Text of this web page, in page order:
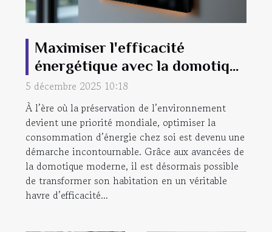
Maximiser l'efficacité
énergétique avec la domotique
moderne
5 décembre 2025 10:18
À l’ère où la préservation de l’environnement
devient une priorité mondiale, optimiser la
consommation d’énergie chez soi est devenu une
démarche incontournable. Grâce aux avancées de
la domotique moderne, il est désormais possible
de transformer son habitation en un véritable
havre d’efficacité...